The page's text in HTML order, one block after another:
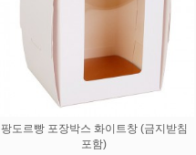
팡도르빵 포장박스 화이트창 (금지받침
포함)